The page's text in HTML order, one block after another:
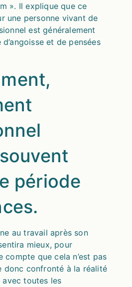
». Il explique que ce
une personne vivant de
est généralement
et de pensées
période
au travail après son
mieux, pour
compte que cela n’est pas
donc confronté à la réalité
toutes les